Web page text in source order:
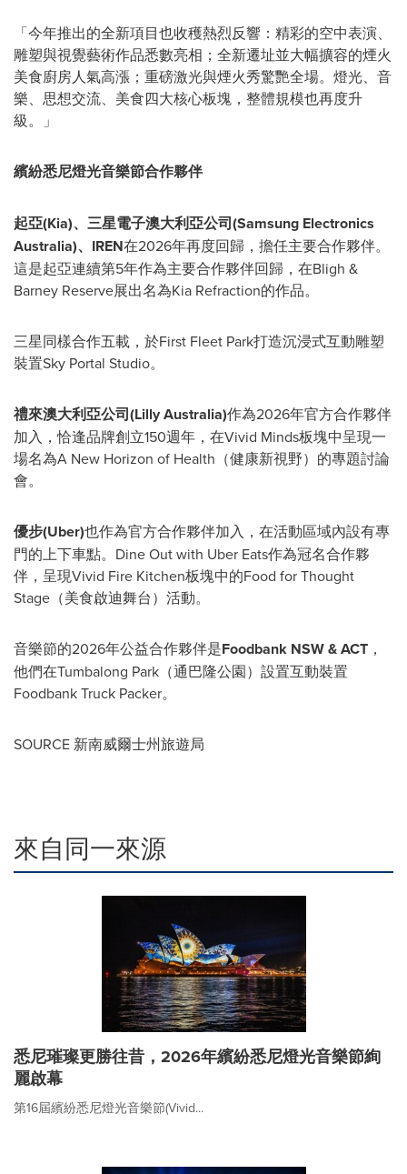
「今年推出的全新項目也收穫熱烈反響：精彩的空中表演、
雕塑與視覺藝術作品悉數亮相；全新遷址並大幅擴容的煙火
美食廚房人氣高漲；重磅激光與煙火秀驚艷全場。燈光、音
樂、思想交流、美食四大核心板塊，整體規模也再度升
級。」
繽紛悉尼燈光音樂節合作夥伴
起亞(Kia)、三星電子澳大利亞公司(Samsung Electronics
Australia)、IREN在2026年再度回歸，擔任主要合作夥伴。
這是起亞連續第5年作為主要合作夥伴回歸，在Bligh &
Barney Reserve展出名為Kia Refraction的作品。
三星同樣合作五載，於First Fleet Park打造沉浸式互動雕塑
裝置Sky Portal Studio。
禮來澳大利亞公司(Lilly Australia)作為2026年官方合作夥伴
加入，恰逢品牌創立150週年，在Vivid Minds板塊中呈現一
場名為A New Horizon of Health（健康新視野）的專題討論
會。
優步(Uber)也作為官方合作夥伴加入，在活動區域內設有專
門的上下車點。Dine Out with Uber Eats作為冠名合作夥
伴，呈現Vivid Fire Kitchen板塊中的Food for Thought
Stage（美食啟迪舞台）活動。
音樂節的2026年公益合作夥伴是Foodbank NSW & ACT ，
他們在Tumbalong Park（通巴隆公園）設置互動裝置
Foodbank Truck Packer。
SOURCE 新南威爾士州旅遊局
來自同一來源
悉尼璀璨更勝往昔，2026年繽紛悉尼燈光音樂節絢
麗啟幕
第16屆繽紛悉尼燈光音樂節(Vivid...